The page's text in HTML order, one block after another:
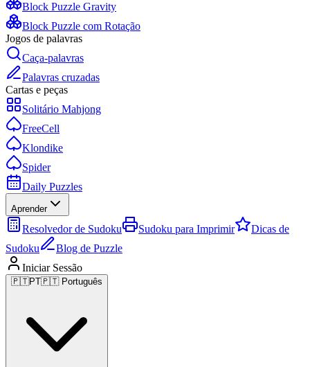
Block Puzzle Gravity
Block Puzzle com Rotação
Jogos de palavras
Caça-palavras
Palavras cruzadas
Cartas e peças
Solitário Mahjong
FreeCell
Klondike
Spider
Daily Puzzles
Aprender
Resolvedor de Sudoku Sudoku para Imprimir
Dicas de
Sudoku
Blog de Puzzle
Iniciar Sessão
🇵🇹PT🇵🇹 Português